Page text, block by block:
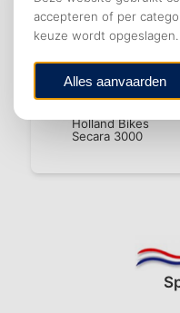
Doelstelling
Dienstverlening
Lid of donateur
Samenwerking
Sponsors
Holland Bikes
Secara 3000